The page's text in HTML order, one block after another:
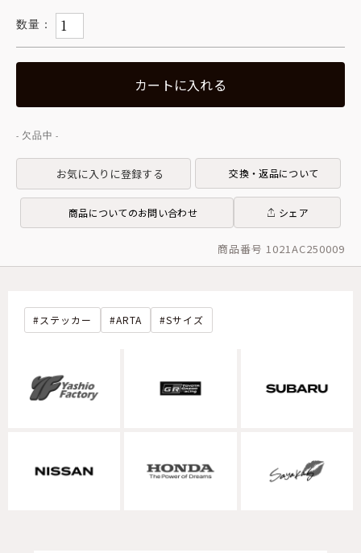
カートに入れる
お気に入りに登録する 交換・返品について
商品についてのお問い合わせ シェア
商品番号 1021AC250009
ステッカー ARTA Sサイズ